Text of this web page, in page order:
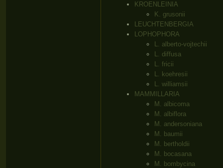
KROENLEINIA
K. grusonii
LEUCHTENBERGIA
LOPHOPHORA
L. alberto-vojtechii
L. diffusa
L. fricii
L. koehresii
L. williamsii
MAMMILLARIA
M. albicoma
M. albiflora
M. andersoniana
M. baumii
M. bertholdii
M. bocasana
M. bombycina